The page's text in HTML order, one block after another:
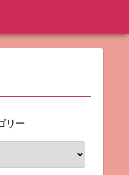
リー